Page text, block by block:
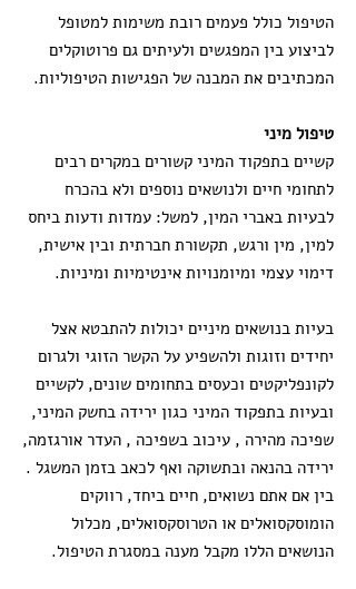
הטיפול כולל פעמים רובת משימות למטופל
לביצוע בין המפגשים ולעיתים גם פרוטוקלים
המכתיבים את המבנה של הפגישות הטיפוליות.
טיפול מיני
קשיים בתפקוד המיני קשורים במקרים רבים
לתחומי חיים ולנושאים נוספים ולא בהכרח
לבעיות באברי המין, למשל: עמדות ודעות ביחס
למין, מין ורגש, תקשורת חברתית ובין אישית,
דימוי עצמי ומיומנויות אינטימיות ומיניות.
בעיות בנושאים מיניים יכולות להתבטא אצל
יחידים וזוגות ולהשפיע על הקשר הזוגי ולגרום
לקונפליקטים וכעסים בתחומים שונים, לקשיים
ובעיות בתפקוד המיני כגון ירידה בחשק המיני,
שפיכה מהירה , עיכוב בשפיכה , העדר אורגזמה,
ירידה בהנאה ובתשוקה ואף לכאב בזמן המשגל .
בין אם אתם נשואים, חיים ביחד, רווקים
הומוסקסואלים או הטרוסקסואלים, מכלול
הנושאים הללו מקבל מענה במסגרת הטיפול.